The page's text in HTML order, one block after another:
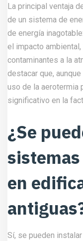
La principal ventaja
de un sistema de
de energía
el impacto
contaminantes a la
destacar que,
uso de la aerotermia
significativo en la
¿Se
en
Sí, se pueden